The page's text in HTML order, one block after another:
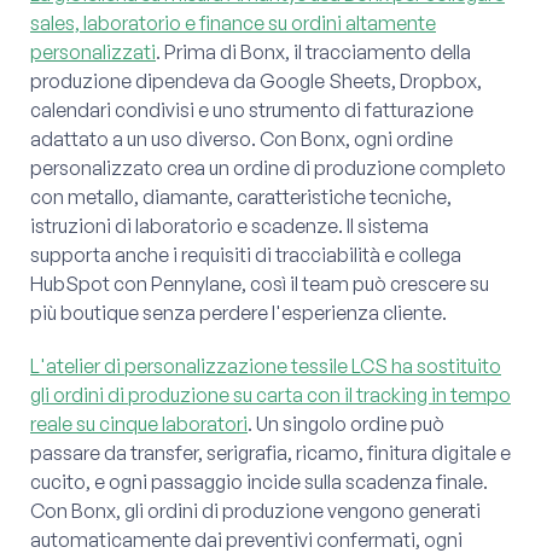
sales, laboratorio e finance su ordini altamente
personalizzati. Prima di Bonx, il tracciamento della
produzione dipendeva da Google Sheets, Dropbox,
calendari condivisi e uno strumento di fatturazione
adattato a un uso diverso. Con Bonx, ogni ordine
personalizzato crea un ordine di produzione completo
con metallo, diamante, caratteristiche tecniche,
istruzioni di laboratorio e scadenze. Il sistema
supporta anche i requisiti di tracciabilità e collega
HubSpot con Pennylane, così il team può crescere su
più boutique senza perdere l'esperienza cliente.
L'atelier di personalizzazione tessile LCS ha sostituito
gli ordini di produzione su carta con il tracking in tempo
reale su cinque laboratori. Un singolo ordine può
passare da transfer, serigrafia, ricamo, finitura digitale e
cucito, e ogni passaggio incide sulla scadenza finale.
Con Bonx, gli ordini di produzione vengono generati
automaticamente dai preventivi confermati, ogni